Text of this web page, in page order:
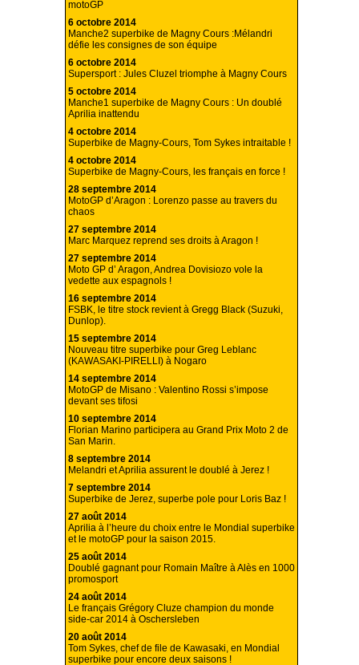
motoGP
6 octobre 2014
Manche2 superbike de Magny Cours :Mélandri
défie les consignes de son équipe
6 octobre 2014
Supersport : Jules Cluzel triomphe à Magny Cours
5 octobre 2014
Manche1 superbike de Magny Cours : Un doublé
Aprilia inattendu
4 octobre 2014
Superbike de Magny-Cours, Tom Sykes intraitable !
4 octobre 2014
Superbike de Magny-Cours, les français en force !
28 septembre 2014
MotoGP d’Aragon : Lorenzo passe au travers du
chaos
27 septembre 2014
Marc Marquez reprend ses droits à Aragon !
27 septembre 2014
Moto GP d’ Aragon, Andrea Dovisiozo vole la
vedette aux espagnols !
16 septembre 2014
FSBK, le titre stock revient à Gregg Black (Suzuki,
Dunlop).
15 septembre 2014
Nouveau titre superbike pour Greg Leblanc
(KAWASAKI-PIRELLI) à Nogaro
14 septembre 2014
MotoGP de Misano : Valentino Rossi s’impose
devant ses tifosi
10 septembre 2014
Florian Marino participera au Grand Prix Moto 2 de
San Marin.
8 septembre 2014
Melandri et Aprilia assurent le doublé à Jerez !
7 septembre 2014
Superbike de Jerez, superbe pole pour Loris Baz !
27 août 2014
Aprilia à l’heure du choix entre le Mondial superbike
et le motoGP pour la saison 2015.
25 août 2014
Doublé gagnant pour Romain Maître à Alès en 1000
promosport
24 août 2014
Le français Grégory Cluze champion du monde
side-car 2014 à Oschersleben
20 août 2014
Tom Sykes, chef de file de Kawasaki, en Mondial
superbike pour encore deux saisons !